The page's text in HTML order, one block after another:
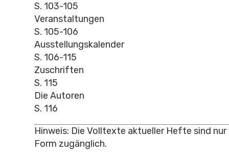
S. 103-105
Veranstaltungen
S. 105-106
Ausstellungskalender
S. 106-115
Zuschriften
S. 115
Die Autoren
S. 116
Hinweis: Die Volltexte aktueller Hefte sind
Form zugänglich.